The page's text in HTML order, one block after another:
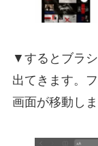
▼するとブラ
出てきます。
画面が移動しま